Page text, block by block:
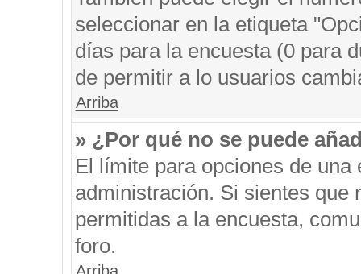
seleccionar en la etiqueta
días para la encuesta (0 para
de permitir a lo usuarios
Arriba
» ¿Por qué no se puede
El límite para opciones de una
administración. Si sientes que
permitidas a la encuesta,
foro.